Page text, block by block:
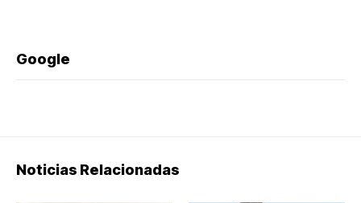
Google
Noticias Relacionadas